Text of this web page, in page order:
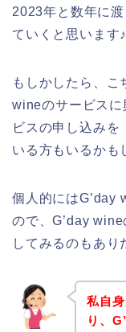
2023年と数年に
ていくと思います♪
もしかしたら、こ
wineのサービスに
ビスの申し込みを
いる方もいるかも
個人的にはG’day
ので、G’day
してみるのもあり
私自
り、